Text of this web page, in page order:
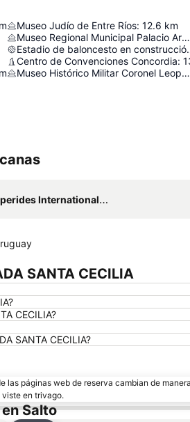
Museo Judío de Entre Ríos: 12.6 km
Museo Regional Municipal Palacio Arruabarrena
Estadio de
Centro de Convenciones Concordia:
Museo Histórico Militar Coronel Leopoldo Ornstein
International Airport
SANTA CECILIA
CECILIA?
SANTA CECILIA?
las páginas web de reserva cambian de
viste en trivago.
Salto